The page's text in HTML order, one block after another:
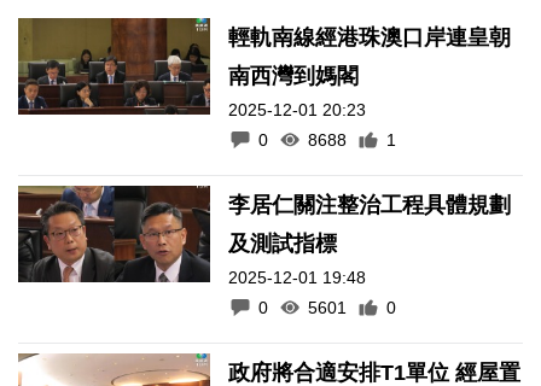
輕軌南線經港珠澳口岸連皇朝
南西灣到媽閣
2025-12-01 20:23
0
8688 1
李居仁關注整治工程具體規劃
及測試指標
2025-12-01 19:48
0
5601 0
政府將合適安排T1單位 經屋置